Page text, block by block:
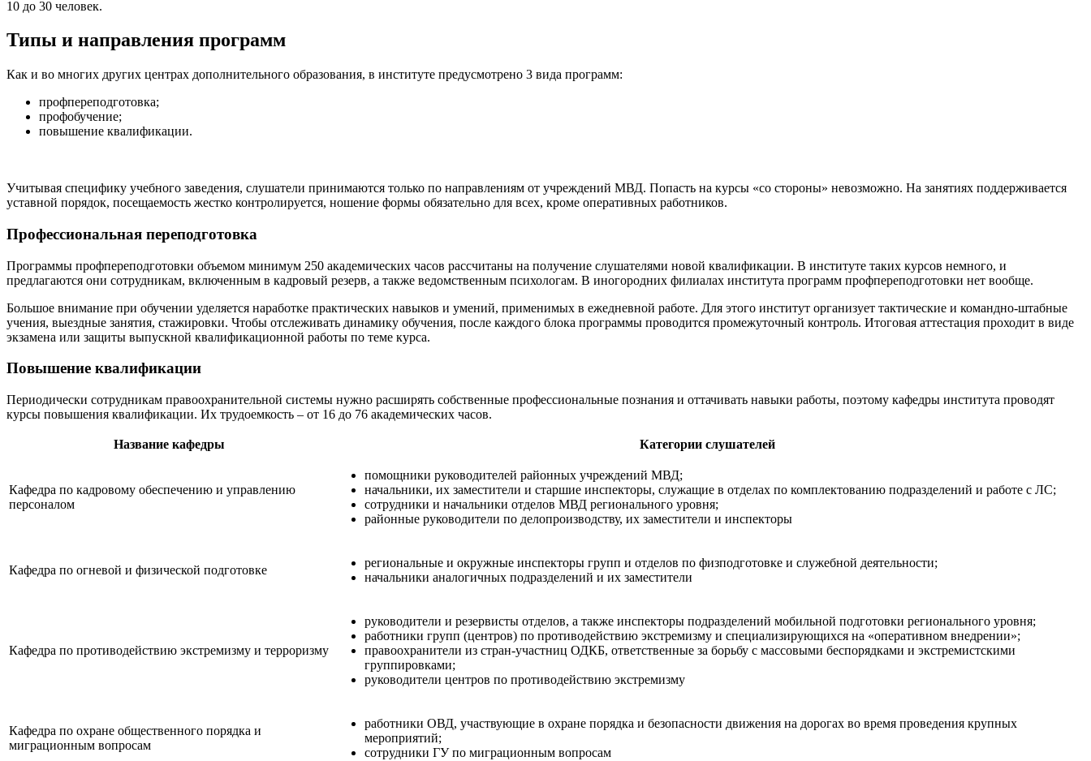
10 до 30 человек.
Типы и направления программ
Как и во многих других центрах дополнительного образования, в институте предусмотрено 3 вида программ:
профпереподготовка;
профобучение;
повышение квалификации.
Учитывая специфику учебного заведения, слушатели принимаются только по направлениям от учреждений МВД. Попасть на курсы «со стороны» невозможно. На занятиях поддерживается
уставной порядок, посещаемость жестко контролируется, ношение формы обязательно для всех, кроме оперативных работников.
Профессиональная переподготовка
Программы профпереподготовки объемом минимум 250 академических часов рассчитаны на получение слушателями новой квалификации. В институте таких курсов немного, и
предлагаются они сотрудникам, включенным в кадровый резерв, а также ведомственным психологам. В иногородних филиалах института программ профпереподготовки нет вообще.
Большое внимание при обучении уделяется наработке практических навыков и умений, применимых в ежедневной работе. Для этого институт организует тактические и командно-штабные
учения, выездные занятия, стажировки. Чтобы отслеживать динамику обучения, после каждого блока программы проводится промежуточный контроль. Итоговая аттестация проходит в виде
экзамена или защиты выпускной квалификационной работы по теме курса.
Повышение квалификации
Периодически сотрудникам правоохранительной системы нужно расширять собственные профессиональные познания и оттачивать навыки работы, поэтому кафедры института проводят
курсы повышения квалификации. Их трудоемкость – от 16 до 76 академических часов.
Название кафедры Категории слушателей
Кафедра по кадровому обеспечению и управлению
персоналом
помощники руководителей районных учреждений МВД;
начальники, их заместители и старшие инспекторы, служащие в отделах по комплектованию подразделений и работе с ЛС;
сотрудники и начальники отделов МВД регионального уровня;
районные руководители по делопроизводству, их заместители и инспекторы
Кафедра по огневой и физической подготовке
региональные и окружные инспекторы групп и отделов по физподготовке и служебной деятельности;
начальники аналогичных подразделений и их заместители
Кафедра по противодействию экстремизму и терроризму
руководители и резервисты отделов, а также инспекторы подразделений мобильной подготовки регионального уровня;
работники групп (центров) по противодействию экстремизму и специализирующихся на «оперативном внедрении»;
правоохранители из стран-участниц ОДКБ, ответственные за борьбу с массовыми беспорядками и экстремистскими
группировками;
руководители центров по противодействию экстремизму
Кафедра по охране общественного порядка и
миграционным вопросам
работники ОВД, участвующие в охране порядка и безопасности движения на дорогах во время проведения крупных
мероприятий;
сотрудники ГУ по миграционным вопросам